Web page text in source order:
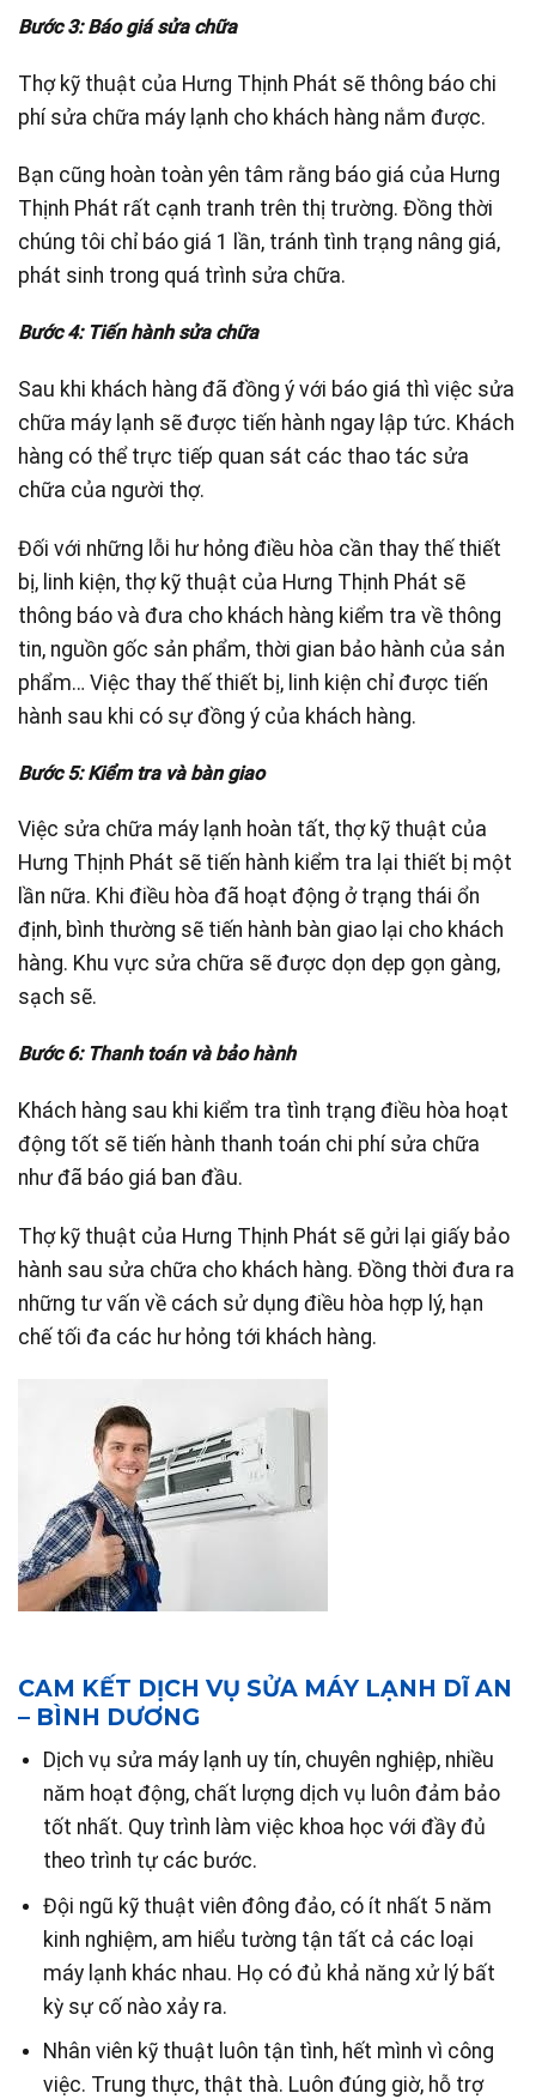
Bước 3: Báo giá sửa chữa
Thợ kỹ thuật của Hưng Thịnh Phát sẽ thông báo chi
phí sửa chữa máy lạnh cho khách hàng nắm được.
Bạn cũng hoàn toàn yên tâm rằng báo giá của Hưng
Thịnh Phát rất cạnh tranh trên thị trường. Đồng thời
chúng tôi chỉ báo giá 1 lần, tránh tình trạng nâng giá,
phát sinh trong quá trình sửa chữa.
Bước 4: Tiến hành sửa chữa
Sau khi khách hàng đã đồng ý với báo giá thì việc sửa
chữa máy lạnh sẽ được tiến hành ngay lập tức. Khách
hàng có thể trực tiếp quan sát các thao tác sửa
chữa của người thợ.
Đối với những lỗi hư hỏng điều hòa cần thay thế thiết
bị, linh kiện, thợ kỹ thuật của Hưng Thịnh Phát sẽ
thông báo và đưa cho khách hàng kiểm tra về thông
tin, nguồn gốc sản phẩm, thời gian bảo hành của sản
phẩm… Việc thay thế thiết bị, linh kiện chỉ được tiến
hành sau khi có sự đồng ý của khách hàng.
Bước 5: Kiểm tra và bàn giao
Việc sửa chữa máy lạnh hoàn tất, thợ kỹ thuật của
Hưng Thịnh Phát sẽ tiến hành kiểm tra lại thiết bị một
lần nữa. Khi điều hòa đã hoạt động ở trạng thái ổn
định, bình thường sẽ tiến hành bàn giao lại cho khách
hàng. Khu vực sửa chữa sẽ được dọn dẹp gọn gàng,
sạch sẽ.
Bước 6: Thanh toán và bảo hành
Khách hàng sau khi kiểm tra tình trạng điều hòa hoạt
động tốt sẽ tiến hành thanh toán chi phí sửa chữa
như đã báo giá ban đầu.
Thợ kỹ thuật của Hưng Thịnh Phát sẽ gửi lại giấy bảo
hành sau sửa chữa cho khách hàng. Đồng thời đưa ra
những tư vấn về cách sử dụng điều hòa hợp lý, hạn
chế tối đa các hư hỏng tới khách hàng.
CAM KẾT DỊCH VỤ SỬA MÁY LẠNH DĨ AN
– BÌNH DƯƠNG
Dịch vụ sửa máy lạnh uy tín, chuyên nghiệp, nhiều
năm hoạt động, chất lượng dịch vụ luôn đảm bảo
tốt nhất. Quy trình làm việc khoa học với đầy đủ
theo trình tự các bước.
Đội ngũ kỹ thuật viên đông đảo, có ít nhất 5 năm
kinh nghiệm, am hiểu tường tận tất cả các loại
máy lạnh khác nhau. Họ có đủ khả năng xử lý bất
kỳ sự cố nào xảy ra.
Nhân viên kỹ thuật luôn tận tình, hết mình vì công
việc. Trung thực, thật thà. Luôn đúng giờ, hỗ trợ